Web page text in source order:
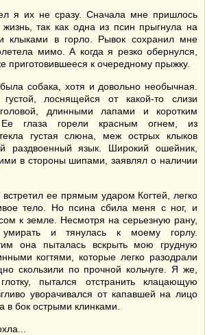
я их не сразу. Сначала мне пришлось
так как одна из псин прыгнула на
клыками в горло. Рывок сохранил мне
мимо. А когда я резко обернулся,
приготовившееся к очередному прыжку.
собака, хотя и довольно необычная.
лоснящейся от какой-то слизи
длинными лапами и коротким
Ее глаза горели красным огнем, из
густая слюна, меж острых клыков
раздвоенный язык. Широкий ошейник,
в стороны шипами, заявлял о наличии
ее прямым ударом Когтей, легко
тело. Но псина сбила меня с ног, и
к земле. Несмотря на серьезную рану,
и тянулась к моему горлу.
она пыталась вскрыть мою грудную
когтями, которые легко разодрали
скользили по прочной кольчуге. Я же,
пытался отстранить клацающую
уворачивался от капавшей на лицо
бок острыми клинками.